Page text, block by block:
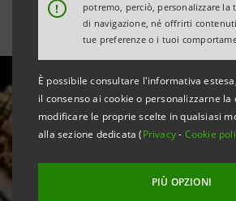
!
potremo, perciò, personalizzare la
di navigazione, né offrirti
tue preferenze o i tuoi
È possibile consultare l'informativa
il consenso ai cookie o personalizzarne la
modificare le proprie scelte in qualsiasi
alla sezione dedicata (Privacy- Cookie
PIÙ OPZIONI